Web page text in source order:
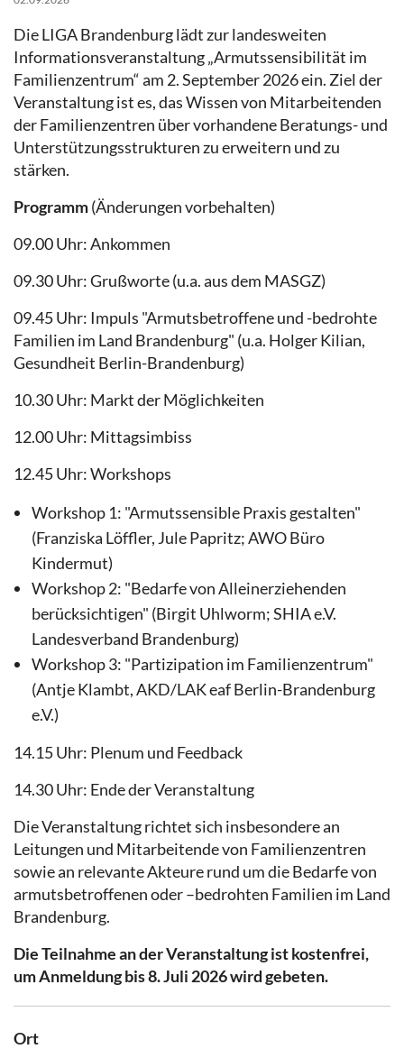
Die LIGA Brandenburg lädt zur landesweiten
Informationsveranstaltung „Armutssensibilität im
Familienzentrum“ am 2. September 2026 ein. Ziel der
Veranstaltung ist es, das Wissen von Mitarbeitenden
der Familienzentren über vorhandene Beratungs- und
Unterstützungsstrukturen zu erweitern und zu
stärken.
Programm(Änderungen vorbehalten)
09.00 Uhr: Ankommen
09.30 Uhr: Grußworte (u.a. aus dem MASGZ)
09.45 Uhr: Impuls "Armutsbetroffene und -bedrohte
Familien im Land Brandenburg" (u.a. Holger Kilian,
Gesundheit Berlin-Brandenburg)
10.30 Uhr: Markt der Möglichkeiten
12.00 Uhr: Mittagsimbiss
12.45 Uhr: Workshops
Workshop 1: "Armutssensible Praxis gestalten"
(Franziska Löffler, Jule Papritz; AWO Büro
Kindermut)
Workshop 2: "Bedarfe von Alleinerziehenden
berücksichtigen" (Birgit Uhlworm; SHIA e.V.
Landesverband Brandenburg)
Workshop 3: "Partizipation im Familienzentrum"
(Antje Klambt, AKD/LAK eaf Berlin-Brandenburg
e.V.)
14.15 Uhr: Plenum und Feedback
14.30 Uhr: Ende der Veranstaltung
Die Veranstaltung richtet sich insbesondere an
Leitungen und Mitarbeitende von Familienzentren
sowie an relevante Akteure rund um die Bedarfe von
armutsbetroffenen oder –bedrohten Familien im Land
Brandenburg.
Die Teilnahme an der Veranstaltung ist kostenfrei,
um Anmeldung bis 8. Juli 2026 wird gebeten.
Ort